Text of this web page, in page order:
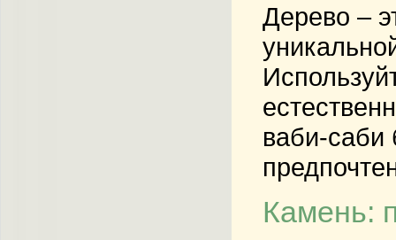
Дерево –
ваби-саби
Камень: